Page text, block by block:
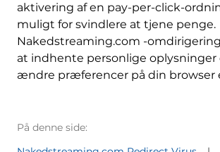
aktivering af en pay-per-click-
muligt for svindlere at tjene penge.
Nakedstreaming.com -
at indhente personlige oplysninger
ændre præferencer på din browser
På denne side: